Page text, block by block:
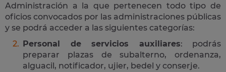
Administración a la que pertenecen todo tipo de
oficios convocados por las administraciones públicas
y se podrá acceder a las siguientes categorías:
Personal de servicios auxiliares: podrás
preparar plazas de subalterno, ordenanza,
alguacil, notificador, ujier, bedel y conserje.